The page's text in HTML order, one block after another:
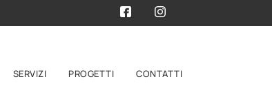
SERVIZI PROGETTI CONTATTI